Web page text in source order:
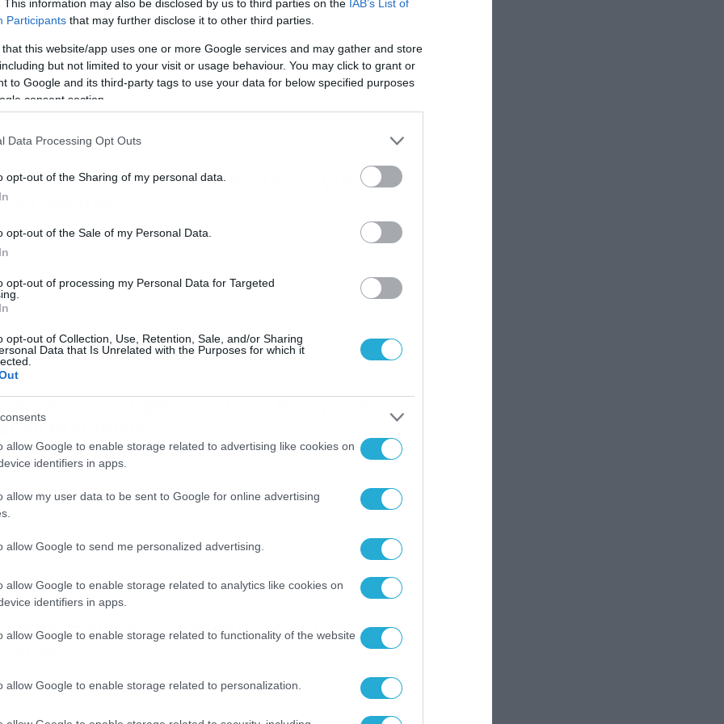
This information may also be disclosed by us to third parties on the IAB’s List of
Participants that may further disclose it to other third parties.
that this website/app uses one or more Google services and may gather and store
but not limited to your visit or usage behaviour. You may click to grant or
to Google and its third-party tags to use your data for below specified purposes
consent section.
Data Processing Opt Outs
opt-out of the Sharing of my personal data.
opt-out of the Sale of my Personal Data.
opt-out of processing my Personal Data for Targeted
opt-out of Collection, Use, Retention, Sale, and/or Sharing
Data that Is Unrelated with the Purposes for which it
allow Google to enable storage related to advertising like cookies on
identifiers in apps.
allow my user data to be sent to Google for online advertising
allow Google to send me personalized advertising.
allow Google to enable storage related to analytics like cookies on
identifiers in apps.
allow Google to enable storage related to functionality of the website
allow Google to enable storage related to personalization.
δημοσιεύσεις που ανέβασαν στο instagram η Μαρία Αντωνά
ο Γιώργος Λιάγκας προδίδουν το διήμερο που πέρασαν μαζί
η Μαρία Αντωνά ανήρτησε τη φωτογραφία από την
και από το ξενοδοχείο στο οποίο διέμενε, το οποίο
στον επιχειρηματία Σπύρο Λάζαρη, τον σύζυγο […]
σταθμόι: Πότε κλείνουν για
καλοκαίρι
πλησιάζει και οι γονείς θέλουν να γνωρίζουν πότε
για καλοκαίρι οι βρεφονηπιακοί και παιδικοί
στις 31 Ιουλίου και μέχρι εκείνο το διάστημα
5 ημέρες την εβδομάδα από Δευτέρα έως
από τις 7.00π.μ. έως 4.00μ.μ. Επίσης, οι σταθμοί
2023
Στα ύψη οι τιμές εισιτηρίων
καταλυμάτων
θα είναι φέτος οι διακοπές για τους περισσότερους,
τόσο τα έξοδα διαμονής όσο και εκείνα της μετακίνησης,
με το πλοίο, έχουν εκτοξευτεί. Τα ακτοπλοϊκά εισιτήρια
απλησίαστα και παρουσιάζουν αύξηση τουλάχιστον
σε σχέση με πέρυσι. «Φωτιά» στα ναύλα Το εισιτήριο για
στην οικονομική θέση του ημισυμβατικού πλοίου, κοστίζει
Στο […]
06/2023 09:45
οι φετινές διακοπές για τους
του κοινού επιλέγει τις εξοχικές κατοικίες, είτε
(26%), είτε διαμονή (22%). Το 20% επιλέγει διαμονή